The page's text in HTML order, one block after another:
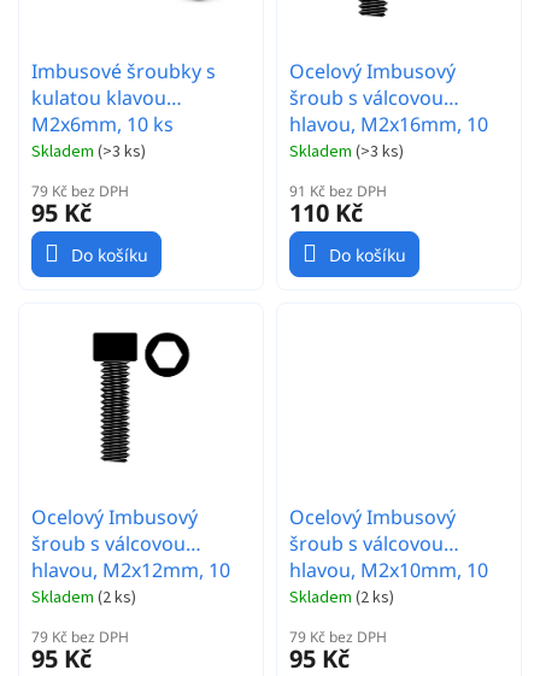
ů
Imbusové šroubky s
kulatou klavou
M2x6mm, 10 ks
Skladem (>3 ks)
79 Kč bez DPH
95 Kč
Do košíku
Ocelový Imbusový
šroub s válcovou
hlavou, M2x16mm, 10
ks.
Skladem (>3 ks)
91 Kč bez DPH
110 Kč
Do košíku
Ocelový Imbusový
šroub s válcovou
hlavou, M2x12mm, 10
ks.
Skladem (2 ks)
79 Kč bez DPH
95 Kč
Ocelový Imbusový
šroub s válcovou
hlavou, M2x10mm, 10
ks.
Skladem (2 ks)
79 Kč bez DPH
95 Kč